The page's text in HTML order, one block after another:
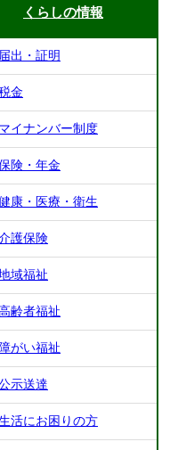
くらしの情報
届出・証明
金
マイナンバー制度
険・年金
康・医療・衛生
護保険
域福祉
齢者福祉
障がい福祉
示送達
活にお困りの方